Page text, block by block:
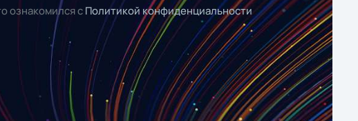
ознакомился с Политикой конфиденциальности